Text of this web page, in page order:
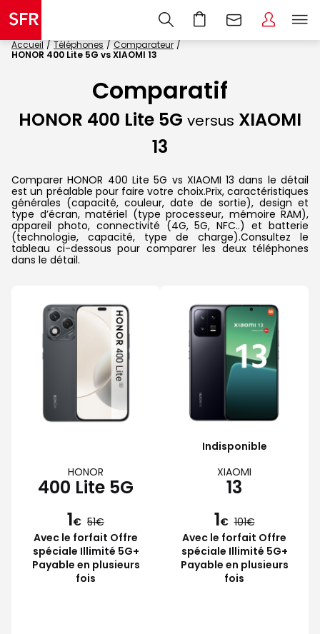
Accueil Téléphones
Comparateur
HONOR 400 Lite 5G vs XIAOMI 13
Comparatif
HONOR 400 Lite 5G versus XIAOMI
13
Comparer HONOR 400 Lite 5G vs XIAOMI 13 dans le détail
est un préalable pour faire votre choix.Prix, caractéristiques
générales (capacité, couleur, date de sortie), design et
type d’écran, matériel (type processeur, mémoire RAM),
appareil photo, connectivité (4G, 5G, NFC..) et batterie
(technologie, capacité, type de charge).Consultez le
tableau ci-dessous pour comparer les deux téléphones
dans le détail.
HONOR
400 Lite 5G
1€ 51
Avec le forfait Offre
spéciale Illimité 5G+
Payable en plusieurs
fois
Indisponible
XIAOMI
13
1€ 101
Avec le forfait Offre
spéciale Illimité 5G+
Payable en plusieurs
fois